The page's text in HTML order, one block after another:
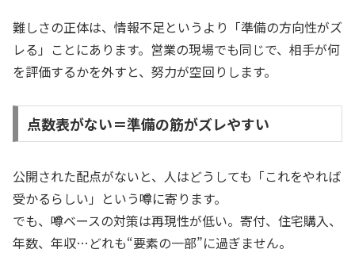
難しさの正体は、情報不足というより「準備の方向性がズ
レる」ことにあります。営業の現場でも同じで、相手が何
を評価するかを外すと、努力が空回りします。
点数表がない＝準備の筋がズレやすい
公開された配点がないと、人はどうしても「これをやれば
受かるらしい」という噂に寄ります。
でも、噂ベースの対策は再現性が低い。寄付、住宅購入、
年数、年収…どれも“要素の一部”に過ぎません。